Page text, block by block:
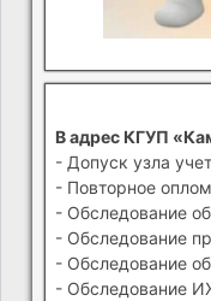
В адрес КГУП
- Допуск узла
- Повторное
- Обследование
- Обследование
- Обследование
- Обследование